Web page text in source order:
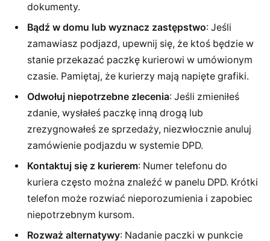
dokumenty.
Bądź w domu lub wyznacz zastępstwo: Jeśli
zamawiasz podjazd, upewnij się, że ktoś będzie w
stanie przekazać paczkę kurierowi w umówionym
czasie. Pamiętaj, że kurierzy mają napięte grafiki.
Odwołuj niepotrzebne zlecenia: Jeśli zmieniłeś
zdanie, wysłałeś paczkę inną drogą lub
zrezygnowałeś ze sprzedaży, niezwłocznie anuluj
zamówienie podjazdu w systemie DPD.
Kontaktuj się z kurierem: Numer telefonu do
kuriera często można znaleźć w panelu DPD. Krótki
telefon może rozwiać nieporozumienia i zapobiec
niepotrzebnym kursom.
Rozważ alternatywy: Nadanie paczki w punkcie